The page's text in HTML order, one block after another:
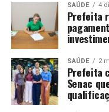
SAÚDE 4
Prefeita
SAÚDE 2
Prefeita
Senac